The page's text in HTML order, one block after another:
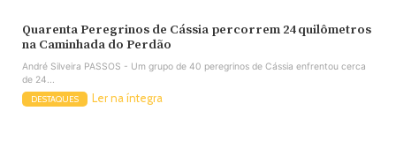
Quarenta Peregrinos de Cássia percorrem 24 quilômetros
na Caminhada do Perdão
André Silveira PASSOS - Um grupo de 40 peregrinos de Cássia enfrentou cerca
de 24...
DESTAQUES Ler na íntegra